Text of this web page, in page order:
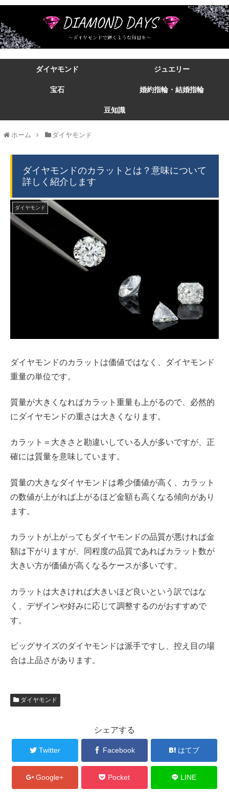
ダイヤモンド ジュエリー
宝石 婚約指輪・結婚指輪
豆知識
ホーム ダイヤモンド
ダイヤモンドのカラットとは？意味について
詳しく紹介します
ダイヤモンド
ダイヤモンドのカラットは価値ではなく、ダイヤモンド
重量の単位です。
質量が大きくなればカラット重量も上がるので、必然的
にダイヤモンドの重さは大きくなります。
カラット＝大きさと勘違いしている人が多いですが、正
確には質量を意味しています。
質量の大きなダイヤモンドは希少価値が高く、カラット
の数値が上がれば上がるほど金額も高くなる傾向があり
ます。
カラットが上がってもダイヤモンドの品質が悪ければ金
額は下がりますが、同程度の品質であればカラット数が
大きい方が価値が高くなるケースが多いです。
カラットは大きければ大きいほど良いという訳ではな
く、デザインや好みに応じて調整するのがおすすめで
す。
ビッグサイズのダイヤモンドは派手ですし、控え目の場
合は上品さがあります。
ダイヤモンド
シェアする
Twitter Facebook はてブ
Google+ Pocket LINE